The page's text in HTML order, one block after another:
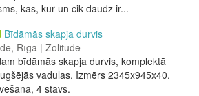
kas, kur un cik daudz ir...
Bīdāmās skapja durvis
Rīga | Zolitūde
bīdāmās skapja durvis, komplektā
vadulas. Izmērs 2345x945x40.
4 stāvs.